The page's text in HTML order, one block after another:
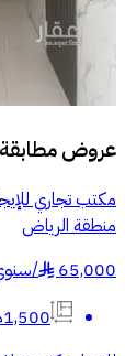
عروض
مكتب تجاري
منطقة الرياض
65,000
§
/
1,500م²